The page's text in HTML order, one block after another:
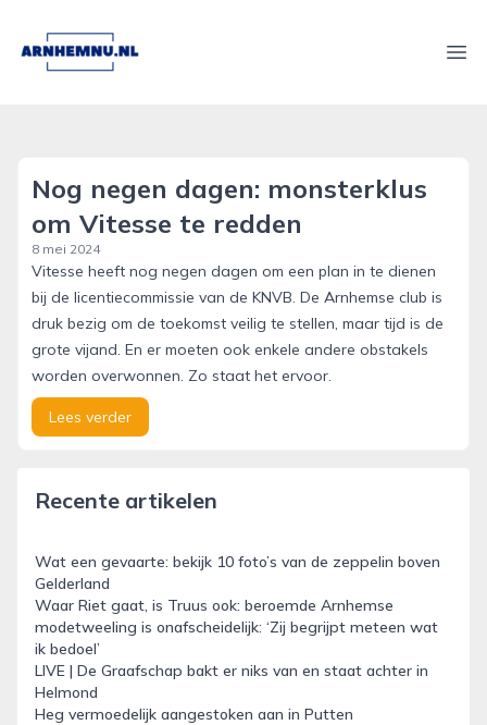
arnhemnu.nl
Nog negen dagen: monsterklus
om Vitesse te redden
8 mei 2024
Vitesse heeft nog negen dagen om een plan in te dienen
bij de licentiecommissie van de KNVB. De Arnhemse club is
druk bezig om de toekomst veilig te stellen, maar tijd is de
grote vijand. En er moeten ook enkele andere obstakels
worden overwonnen. Zo staat het ervoor.
Lees verder
Recente artikelen
Wat een gevaarte: bekijk 10 foto’s van de zeppelin boven
Gelderland
Waar Riet gaat, is Truus ook: beroemde Arnhemse
modetweeling is onafscheidelijk: ‘Zij begrijpt meteen wat
ik bedoel’
LIVE | De Graafschap bakt er niks van en staat achter in
Helmond
Heg vermoedelijk aangestoken aan in Putten